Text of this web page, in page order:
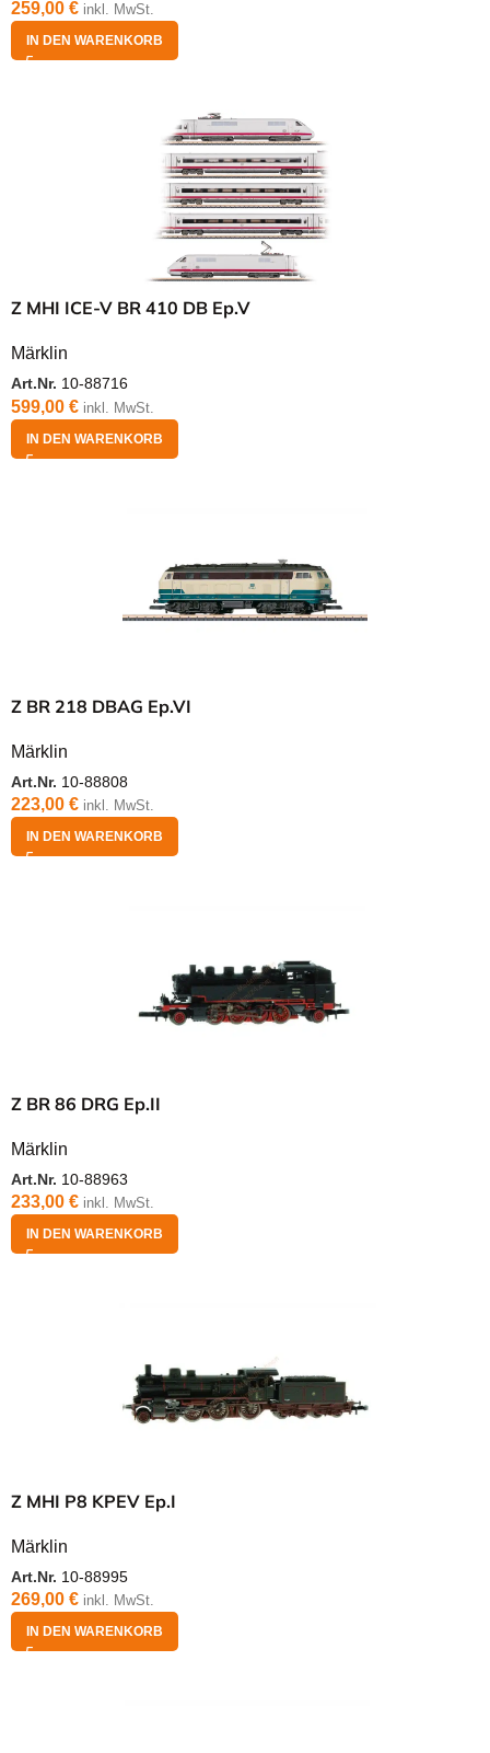
259,00 € inkl. MwSt.
IN DEN WARENKORB
Z MHI ICE-V BR 410 DB Ep.V
Märklin
Art.Nr. 10-88716
599,00 € inkl. MwSt.
IN DEN WARENKORB
Z BR 218 DBAG Ep.VI
Märklin
Art.Nr. 10-88808
223,00 € inkl. MwSt.
IN DEN WARENKORB
Z BR 86 DRG Ep.II
Märklin
Art.Nr. 10-88963
233,00 € inkl. MwSt.
IN DEN WARENKORB
Z MHI P8 KPEV Ep.I
Märklin
Art.Nr. 10-88995
269,00 € inkl. MwSt.
IN DEN WARENKORB